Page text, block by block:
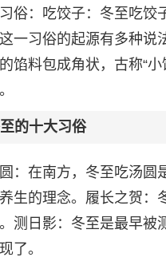
俗：吃饺子：冬至吃饺
一习俗的起源有多种说
馅料包成角状，古称“
的十大习俗
：在南方，冬至吃汤圆
生的理念。履长之贺：
测日影：冬至是最早被
了。